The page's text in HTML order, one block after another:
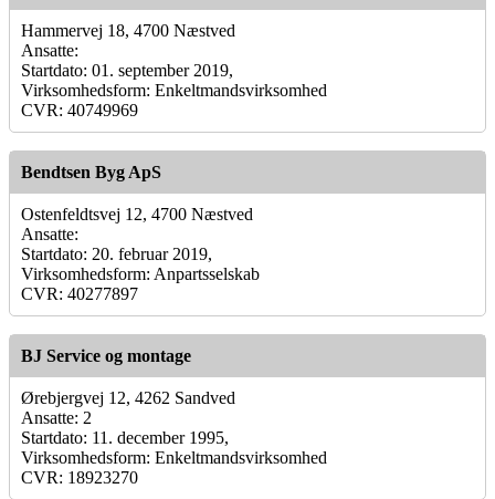
Hammervej 18, 4700 Næstved
Ansatte:
Startdato: 01. september 2019,
Virksomhedsform: Enkeltmandsvirksomhed
CVR: 40749969
Bendtsen Byg ApS
Ostenfeldtsvej 12, 4700 Næstved
Ansatte:
Startdato: 20. februar 2019,
Virksomhedsform: Anpartsselskab
CVR: 40277897
BJ Service og montage
Ørebjergvej 12, 4262 Sandved
Ansatte: 2
Startdato: 11. december 1995,
Virksomhedsform: Enkeltmandsvirksomhed
CVR: 18923270